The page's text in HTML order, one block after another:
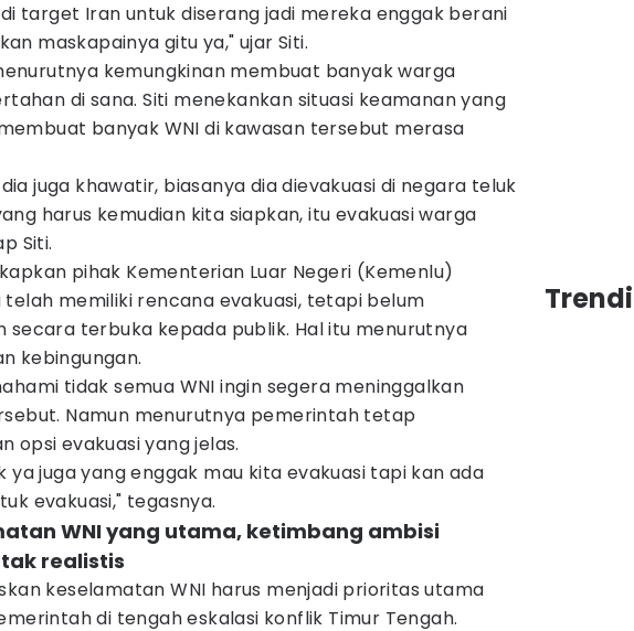
target Iran untuk diserang jadi mereka enggak berani
maskapainya gitu ya," ujar Siti.
kemungkinan membuat banyak warga
di sana. Siti menekankan situasi keamanan yang
banyak WNI di kawasan tersebut merasa
juga khawatir, biasanya dia dievakuasi di negara teluk
harus kemudian kita siapkan, itu evakuasi warga
Siti.
pihak Kementerian Luar Negeri (Kemenlu)
memiliki rencana evakuasi, tetapi belum
secara terbuka kepada publik. Hal itu menurutnya
kebingungan.
tidak semua WNI ingin segera meninggalkan
Namun menurutnya pemerintah tetap
opsi evakuasi yang jelas.
ya juga yang enggak mau kita evakuasi tapi kan ada
evakuasi," tegasnya.
WNI yang utama, ketimbang ambisi
realistis
keselamatan WNI harus menjadi prioritas utama
di tengah eskalasi konflik Timur Tengah.